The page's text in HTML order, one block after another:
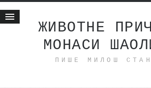
ЖИВОТНЕ
МОНАСИ
ПИШЕ МИЛОШ
Животне приче